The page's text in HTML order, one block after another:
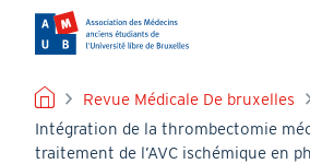
contenu
principal
FIL
D'ARIANE
Revue Médicale De bruxelles
Intégration de la thrombectomie
traitement de l’AVC ischémique en